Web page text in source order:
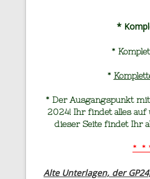
*
*
*
* Der Ausgangspunkt
2024! Ihr findet alles auf
dieser Seite findet Ihr
* *
Alte Unterlagen, der